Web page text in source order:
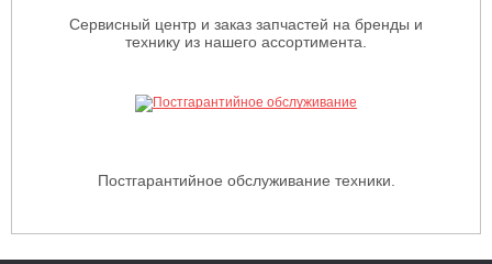
Сервисный центр и заказ запчастей на бренды и
технику из нашего ассортимента.
Постгарантийное обслуживание техники.